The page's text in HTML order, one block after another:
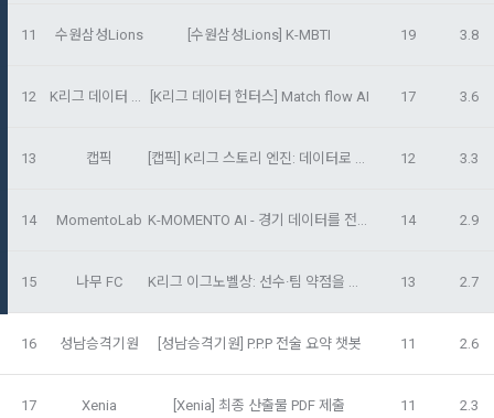
"회원"이 가입 시 사용한 이메일 주소를 말한다.
호하기 위하여 "회원"이 선정한 문자와 숫자의 조합 또는 이와
제 3 조 (효력의 발생 및 변경)
생한다.
1. "회사"는 이 약관의 내용과 상호, 영업소 소재지, 대표자의 성
명, 사업자등록번호, 연락처 등을 "회원"이 알 수 있도록 초기 화
2. "회사"는 약관의규제등에관한법률, 전기통신기본법, 전기통
의에 대한 응답, 새로운 정보의 소개 및 고지사항 전달
2) 서비스 제공에 관한 계약 이행 및 서비스 제공에 따른 요금정
본인인증, 채용정보 매칭 및 컨텐츠 제공을 위한 개인식별, 회원
방지와 비인가 사용방지
3) 서비스 개발 및 마케팅ㆍ광고 활용
맞춤 서비스 제공, 서비스 안내 및 이용권유, 서비스 개선 및 신
규 서비스 개발을 위한 통계 및 접속빈도 파악, 통계학적 특성에
11 수원삼성Lions [수원삼성Lions] K-MBTI 19 3.8
12 K리그 데이터 헌터스 [K리그 데이터 헌터스] Match flow AI 17 3.6
13 캡픽 [캡픽] K리그 스토리 엔진: 데이터로 만드는 K리거 스토리 카드 12 3.3
14 MomentoLab K-MOMENTO AI - 경기 데이터를 전술 스토리 카드로 바꾸는 AI 기반 하이라이트 생성 시스템 14 2.9
15 나무 FC K리그 이그노벨상: 선수·팀 약점을 유머로 해석하는 데이터 분석 서비스 13 2.7
16 성남승격기원 [성남승격기원] P.P.P 전술 요약 챗봇 11 2.6
17 Xenia [Xenia] 최종 산출물 PDF 제출 11 2.3